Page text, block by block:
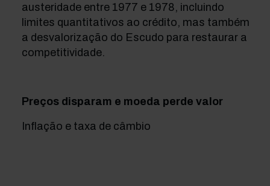
austeridade entre 1977 e 1978, incluindo
limites quantitativos ao crédito, mas também
a desvalorização do Escudo para restaurar a
competitividade.
Preços disparam e moeda perde valor
Inflação e taxa de câmbio